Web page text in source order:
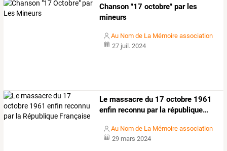
Chanson "17 octobre" par les
mineurs
Au Nom de La Mémoire association
27 juil. 2024
Le massacre du 17 octobre 1961
enfin reconnu parla république…
Au Nom de La Mémoire association
29 mars 2024